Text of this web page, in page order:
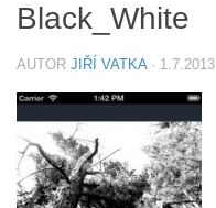
Black_White
AUTOR JIŘÍ VATKA · 1.7.2013